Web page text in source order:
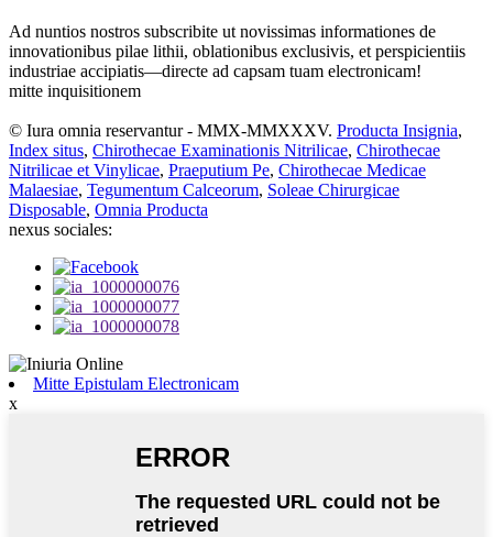
Ad nuntios nostros subscribite ut novissimas informationes de
innovationibus pilae lithii, oblationibus exclusivis, et perspicientiis
industriae accipiatis—directe ad capsam tuam electronicam!
mitte inquisitionem
© Iura omnia reservantur - MMX-MMXXXV. Producta Insignia,
Index situs, Chirothecae Examinationis Nitrilicae, Chirothecae
Nitrilicae et Vinylicae, Praeputium Pe, Chirothecae Medicae
Malaesiae, Tegumentum Calceorum, Soleae Chirurgicae
Disposable, Omnia Producta
nexus sociales:
Mitte Epistulam Electronicam
x